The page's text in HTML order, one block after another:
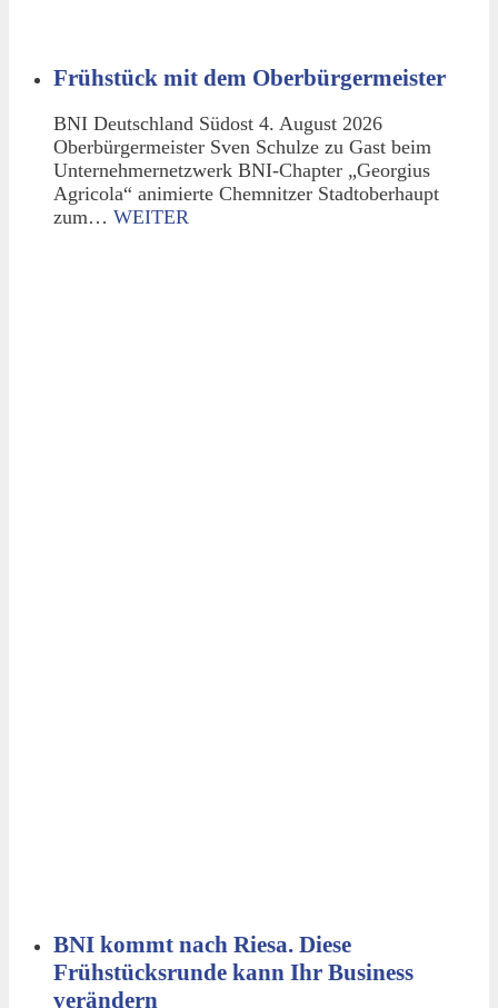
Frühstück mit dem Oberbürgermeister
BNI Deutschland Südost 4. August 2026
Oberbürgermeister Sven Schulze zu Gast beim
Unternehmernetzwerk BNI-Chapter „Georgius
Agricola“ animierte Chemnitzer Stadtoberhaupt
zum… WEITER
BNI kommt nach Riesa. Diese
Frühstücksrunde kann Ihr Business
verändern